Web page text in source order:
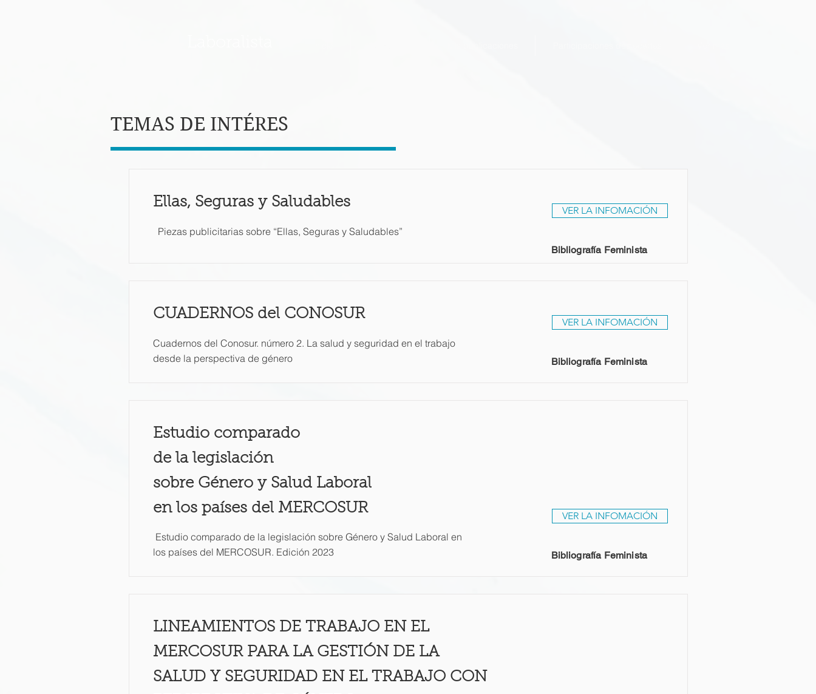
TEMAS DE INTÉRES
Ellas, Seguras y Saludables
Piezas publicitarias sobre “Ellas, Seguras y Saludables”
VER LA INFOMACIÓN
Bibliografía Feminista
CUADERNOS del CONOSUR
Cuadernos del Conosur. número 2. La salud y seguridad en el trabajo
desde la perspectiva de género
VER LA INFOMACIÓN
Bibliografía Feminista
Estudio comparado
de la legislación
sobre Género y Salud Laboral
en los países del MERCOSUR
Estudio comparado de la legislación sobre Género y Salud Laboral en
los países del MERCOSUR. Edición 2023
VER LA INFOMACIÓN
Bibliografía Feminista
LINEAMIENTOS DE TRABAJO EN EL
MERCOSUR PARA LA GESTIÓN DE LA
SALUD Y SEGURIDAD EN EL TRABAJO CON